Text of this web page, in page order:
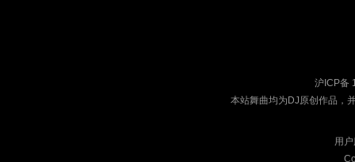
沪ICP备
本站舞曲均为DJ原创作品，
用